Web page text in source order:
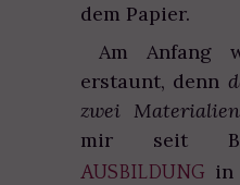
dem Papier.
Am Anfang
erstaunt, denn
zwei Materialien
mir seit
AUSBILDUNG in